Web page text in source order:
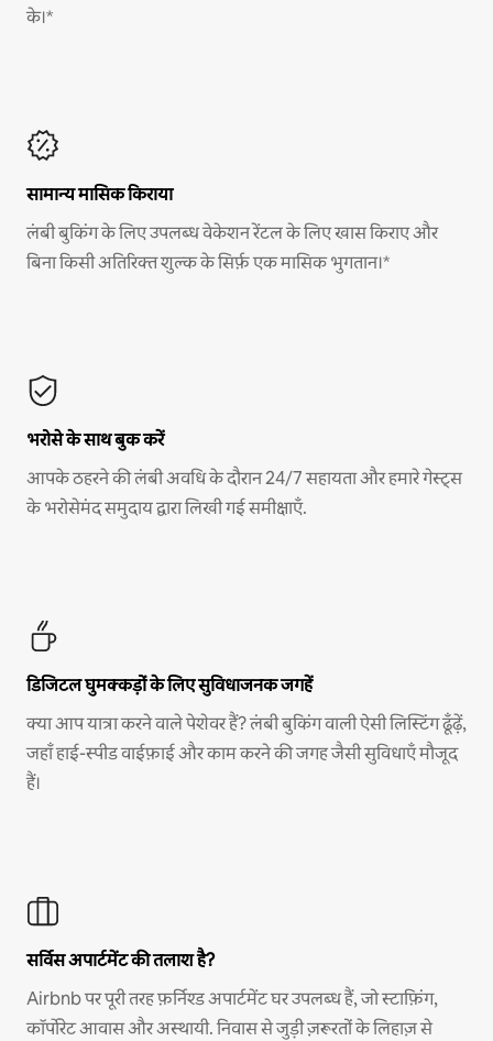
के।*
सामान्य मासिक किराया
लंबी बुकिंग के लिए उपलब्ध वेकेशन रेंटल के लिए खास किराए और
बिना किसी अतिरिक्त शुल्क के सिर्फ़ एक मासिक भुगतान।*
भरोसे के साथ बुक करें
आपके ठहरने की लंबी अवधि के दौरान 24/7 सहायता और हमारे गेस्ट्स
के भरोसेमंद समुदाय द्वारा लिखी गई समीक्षाएँ.
डिजिटल घुमक्कड़ों के लिए सुविधाजनक जगहें
क्या आप यात्रा करने वाले पेशेवर हैं? लंबी बुकिंग वाली ऐसी लिस्टिंग ढूँढ़ें,
जहाँ हाई-स्पीड वाईफ़ाई और काम करने की जगह जैसी सुविधाएँ मौजूद
हैं।
सर्विस अपार्टमेंट की तलाश है?
Airbnb पर पूरी तरह फ़र्निश्ड अपार्टमेंट घर उपलब्ध हैं, जो स्टाफ़िंग,
कॉर्पोरेट आवास और अस्थायी. निवास से जुड़ी ज़रूरतों के लिहाज़ से